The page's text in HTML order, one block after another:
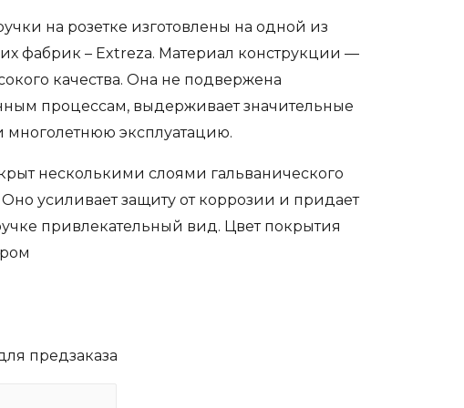
на розетке изготовлены на одной из
фабрик – Extreza. Материал конструкции —
качества. Она не подвержена
процессам, выдерживает значительные
многолетнюю эксплуатацию.
несколькими слоями гальванического
усиливает защиту от коррозии и придает
привлекательный вид. Цвет покрытия
предзаказа